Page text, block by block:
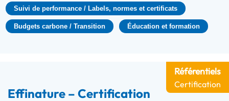
Suivi de performance / Labels, normes et certificats
Budgets carbone / Transition Éducation et formation
Référentiels
Certification
Effinature – Certification